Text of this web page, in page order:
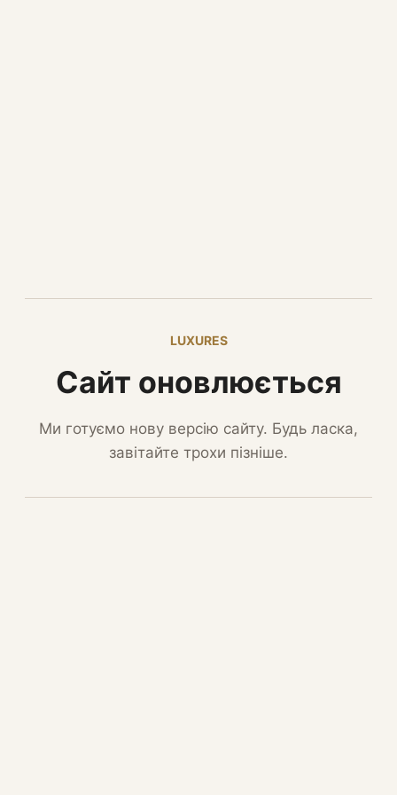
LUXURES
Сайт оновлюється
Ми готуємо нову версію сайту. Будь ласка,
завітайте трохи пізніше.